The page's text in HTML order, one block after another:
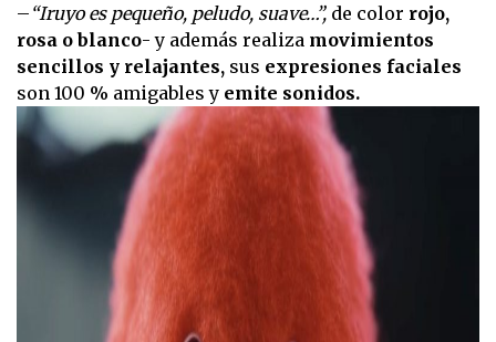
– “Iruyo es pequeño, peludo, suave…”, de color rojo,
rosa o blanco- y además realiza movimientos
sencillos y relajantes, sus expresiones faciales
son 100 % amigables y emite sonidos.